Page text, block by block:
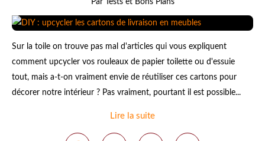
Par Tests et Bons Plans
Sur la toile on trouve pas mal d'articles qui vous expliquent
comment upcycler vos rouleaux de papier toilette ou d'essuie
tout, mais a-t-on vraiment envie de réutiliser ces cartons pour
décorer notre intérieur ? Pas vraiment, pourtant il est possible...
Lire la suite